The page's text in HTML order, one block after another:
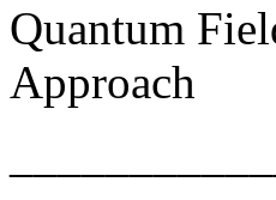
Quantum
Approach